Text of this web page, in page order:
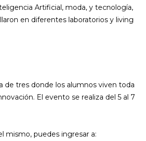
Artificial, moda, y tecnología,
en diferentes laboratorios y living
de tres donde los alumnos viven toda
El evento se realiza del 5 al 7
mismo, puedes ingresar a: